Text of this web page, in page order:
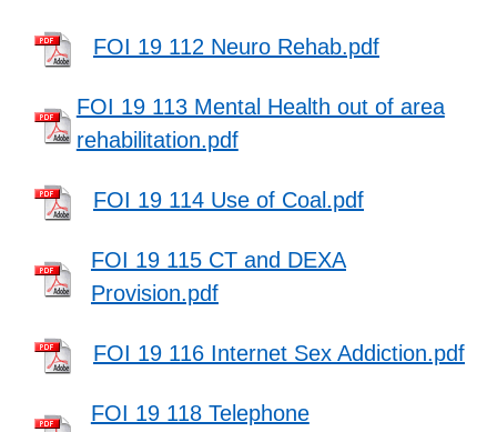
FOI 19 112 Neuro Rehab.pdf
FOI 19 113 Mental Health out of area
rehabilitation.pdf
FOI 19 114 Use of Coal.pdf
FOI 19 115 CT and DEXA
Provision.pdf
FOI 19 116 Internet Sex Addiction.pdf
FOI 19 118 Telephone